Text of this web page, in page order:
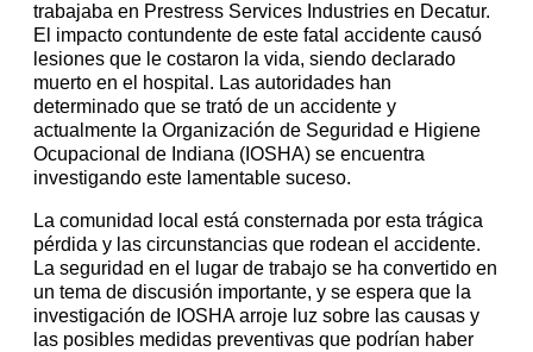
trabajaba en Prestress Services Industries en Decatur.
El impacto contundente de este fatal accidente causó
lesiones que le costaron la vida, siendo declarado
muerto en el hospital. Las autoridades han
determinado que se trató de un accidente y
actualmente la Organización de Seguridad e Higiene
Ocupacional de Indiana (IOSHA) se encuentra
investigando este lamentable suceso.
La comunidad local está consternada por esta trágica
pérdida y las circunstancias que rodean el accidente.
La seguridad en el lugar de trabajo se ha convertido en
un tema de discusión importante, y se espera que la
investigación de IOSHA arroje luz sobre las causas y
las posibles medidas preventivas que podrían haber